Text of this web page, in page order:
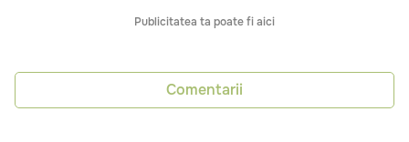
Publicitatea ta poate fi aici
Comentarii